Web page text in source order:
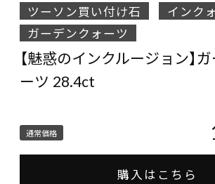
ツーソン買い付け石
インク
ガーデンクォーツ
【魅惑のインクルージョン】
ーツ 28.4ct
通常価格
購入はこちら